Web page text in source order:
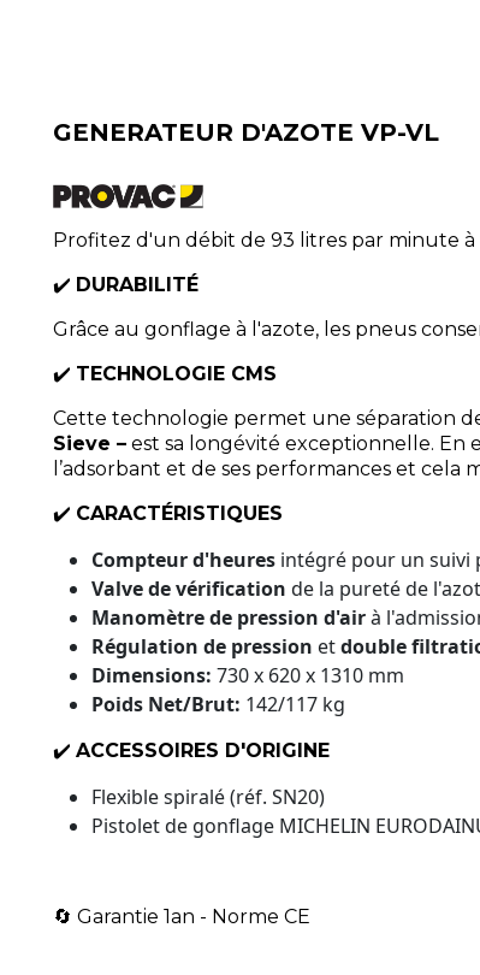
GENERATEUR D'AZOTE VP-VL
Profitez d'un débit de 93 litres par minute
✔️ DURABILITÉ
Grâce au gonflage à l'azote, les pneus
✔️ TECHNOLOGIE CMS
Cette technologie permet une séparation
Sieve – est sa longévité exceptionnelle. En
l’adsorbant et de ses performances et cela
✔️ CARACTÉRISTIQUES
Compteur d'heures intégré pour un suivi
Valve de vérification de la pureté de
Manomètre de pression d'airà
Régulation de pression etdouble
Dimensions: 730 x 620 x 1310 mm
Poids Net/Brut: 142/117 kg
✔️ ACCESSOIRES D'ORIGINE
Flexible spiralé (réf. SN20)
Pistolet de gonflage MICHELIN
🔄 Garantie 1an - Norme CE